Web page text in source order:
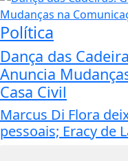
Política
Dança das
Anuncia
Casa Civil
Marcus Di Flora
pessoais; Eracy de